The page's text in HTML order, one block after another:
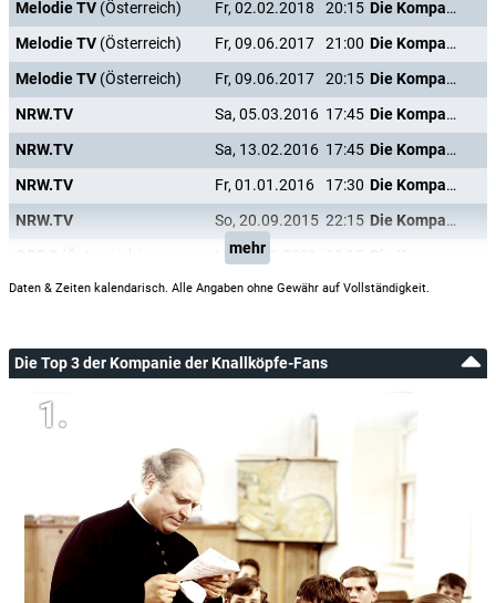
Melodie TV (Österreich) Fr, 02.02.2018 20:15
Die Kompanie der Knallköpfe
Melodie TV (Österreich) Fr, 09.06.2017 21:00
Die Kompanie der Knallköpfe
Melodie TV (Österreich) Fr, 09.06.2017 20:15
Die Kompanie der Knallköpfe
NRW.TV
Sa, 05.03.2016 17:45
Die Kompanie der Knallköpfe
NRW.TV
Sa, 13.02.2016 17:45
Die Kompanie der Knallköpfe
NRW.TV
Fr, 01.01.2016 17:30
Die Kompanie der Knallköpfe
NRW.TV
So, 20.09.2015 22:15
Die Kompanie der Knallköpfe
Mi, 10.01.2001
mehr
Daten & Zeiten kalendarisch. Alle Angaben ohne Gewähr auf Vollständigkeit.
Die Top 3 der Kompanie der Knallköpfe-Fans